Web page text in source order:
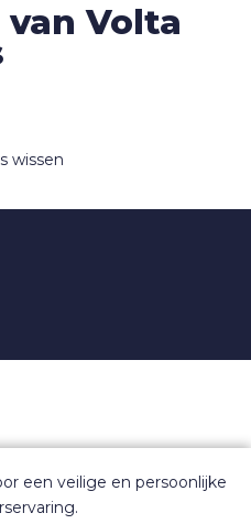
Volta
wissen
een veilige en persoonlijke